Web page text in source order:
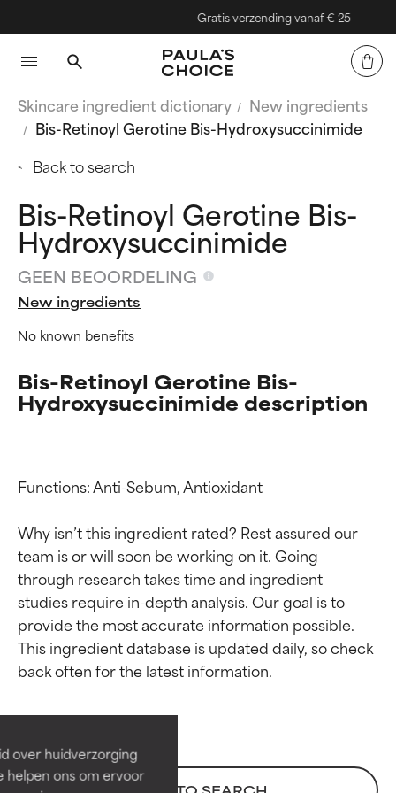
over huidverzorging
helpen ons om ervoor
Gratis verzending vanaf € 25
Skincare ingredient dictionary
New ingredients
Bis-Retinoyl Gerotine Bis-Hydroxysuccinimide
Back to search
Bis-Retinoyl Gerotine Bis-
Hydroxysuccinimide
GEEN BEOORDELING
New ingredients
No known benefits
Bis-Retinoyl Gerotine Bis-
Hydroxysuccinimide description
Functions: Anti-Sebum, Antioxidant
Why isn’t this ingredient rated? Rest assured our
team is or will soon be working on it. Going
through research takes time and ingredient
studies require in-depth analysis. Our goal is to
provide the most accurate information possible.
This ingredient database is updated daily, so check
Beoordelingen van
ingrediënten
Bewezen en ondersteund door
onafhankelijk onderzoek.
Beoordelingen van
ingrediënten
Bewezen en ondersteund door
onafhankelijk onderzoek.